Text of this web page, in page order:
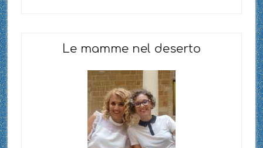
Le mamme nel deserto